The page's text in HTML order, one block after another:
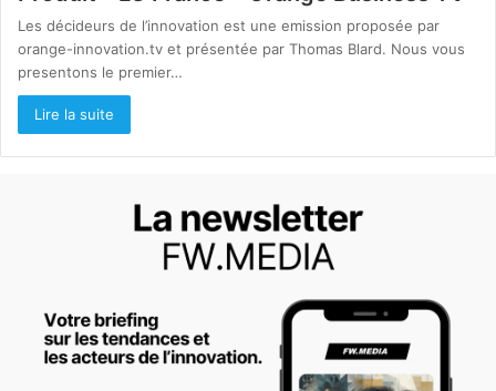
Les décideurs de l’innovation est une emission proposée par
orange-innovation.tv et présentée par Thomas Blard. Nous vous
presentons le premier…
Lire la suite